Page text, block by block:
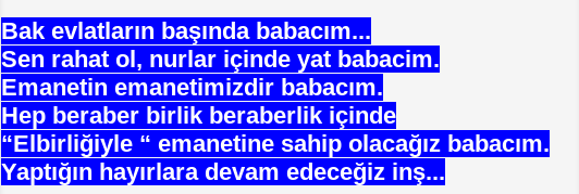
Bak evlatların başında babacım...
Sen rahat ol, nurlar içinde yat babacim.
Emanetin emanetimizdir babacım.
Hep beraber birlik beraberlik içinde
“Elbirliğiyle “ emanetine sahip olacağız babacım.
Yaptığın hayırlara devam edeceğiz inş...